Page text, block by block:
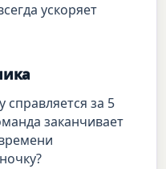
ускоряет
справляется за 5
заканчивает